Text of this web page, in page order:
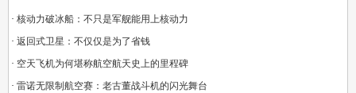
· 核动力破冰船：不只是军舰能用上核动力
· 返回式卫星：不仅仅是为了省钱
· 空天飞机为何堪称航空航天史上的里程碑
· 雷诺无限制航空赛：老古董战斗机的闪光舞台